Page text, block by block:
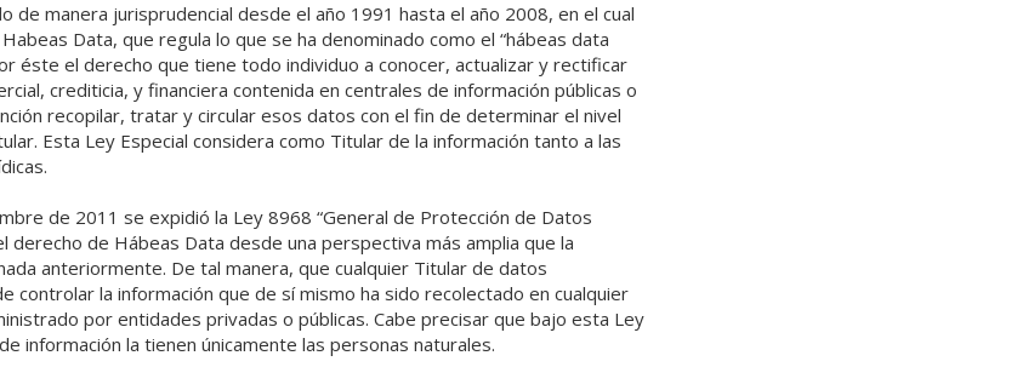
de manera jurisprudencial desde el año 1991 hasta el año 2008, en el cual
Data, que regula lo que se ha denominado como el “hábeas data
éste el derecho que tiene todo individuo a conocer, actualizar y rectificar
crediticia, y financiera contenida en centrales de información públicas o
recopilar, tratar y circular esos datos con el fin de determinar el nivel
Esta Ley Especial considera como Titular de la información tanto a las
de 2011 se expidió la Ley 8968 “General de Protección de Datos
derecho de Hábeas Data desde una perspectiva más amplia que la
anteriormente. De tal manera, que cualquier Titular de datos
controlar la información que de sí mismo ha sido recolectado en cualquier
por entidades privadas o públicas. Cabe precisar que bajo esta Ley
información la tienen únicamente las personas naturales.